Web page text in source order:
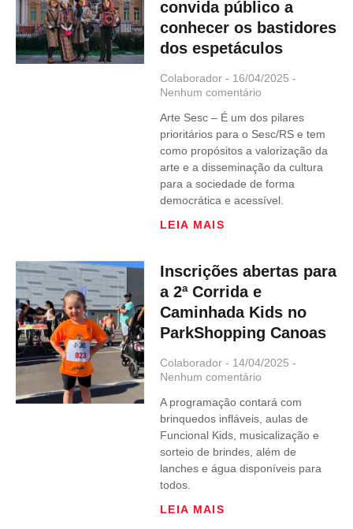
convida público a
conhecer os bastidores
dos espetáculos
Colaborador
16/04/2025
Nenhum comentário
Arte Sesc – É um dos pilares
prioritários para o Sesc/RS e tem
como propósitos a valorização da
arte e a disseminação da cultura
para a sociedade de forma
democrática e acessível.
LEIA MAIS
Inscrições abertas para
a 2ª Corrida e
Caminhada Kids no
ParkShopping Canoas
Colaborador
14/04/2025
Nenhum comentário
A programação contará com
brinquedos infláveis, aulas de
Funcional Kids, musicalização e
sorteio de brindes, além de
lanches e água disponíveis para
todos.
LEIA MAIS